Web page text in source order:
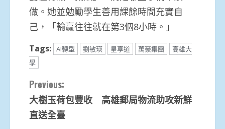
做。她並勉勵學生善用課餘時間充實自
己，「輸贏往往就在第3個8小時。」
Tags: AI轉型 劉敏瑛 星享道 萬豪集團
高雄大
學
Continue
Reading
Previous:
大樹玉荷包豐收 高雄郵局物流助攻新鮮
直送全臺